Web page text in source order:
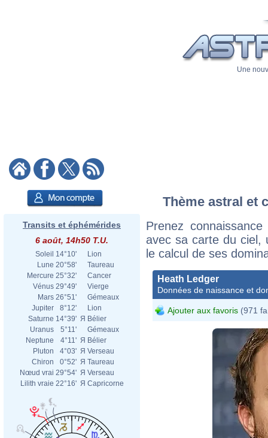
Une
Transits et éphémérides
6 août, 14h50 T.U.
Soleil 14°10'
Lion
Lune 20°58'
Taureau
Mercure 25°32'
Cancer
Vénus 29°49'
Vierge
Mars 26°51'
Gémeaux
Jupiter
8°12'
Lion
Saturne 14°39' Я Bélier
Uranus
5°11'
Gémeaux
Neptune
4°11' Я Bélier
Pluton
4°03' Я Verseau
Chiron
0°52' Я Taureau
Nœud vrai 29°54' Я Verseau
Lilith vraie 22°16' Я Capricorne
Thème astral et
Prenez
avec sa carte du ciel,
le calcul de ses
Heath Ledger
Données de naissance et
Ajouter aux favoris (971